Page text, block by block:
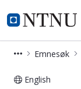
NTNU Hjemmeside
Studier
Emnesøk
English